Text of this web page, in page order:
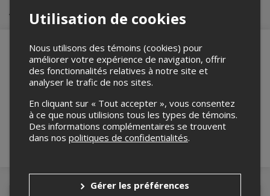
Achat de billets
Merci de confirmer que vous n'êtes pas un
robot ci-bas.
Utilisation de cookies
Nous utilisons des témoins (cookies) pour
améliorer votre expérience de navigation, offrir
des fonctionnalités relatives à notre site et
analyser le trafic de nos sites.
En cliquant sur « Tout accepter », vous consentez
à ce que nous utilisions tous les types de témoins.
Des informations complémentaires se trouvent
dans nos politiques de confidentialités.
Gérer les préférences